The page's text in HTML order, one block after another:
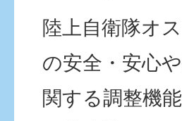
陸上自衛隊オ
の安全・安心
関する調整機